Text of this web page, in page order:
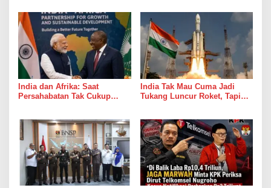
ISC
India dan Afrika: Saat
Persahabatan Tak Cukup
India Tak Mau Cuma Jadi
Tukang Luncur Roket, Tapi